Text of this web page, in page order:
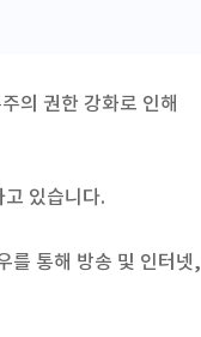
의권한강화로인해
고있습니다.
를통해방송및인터넷,